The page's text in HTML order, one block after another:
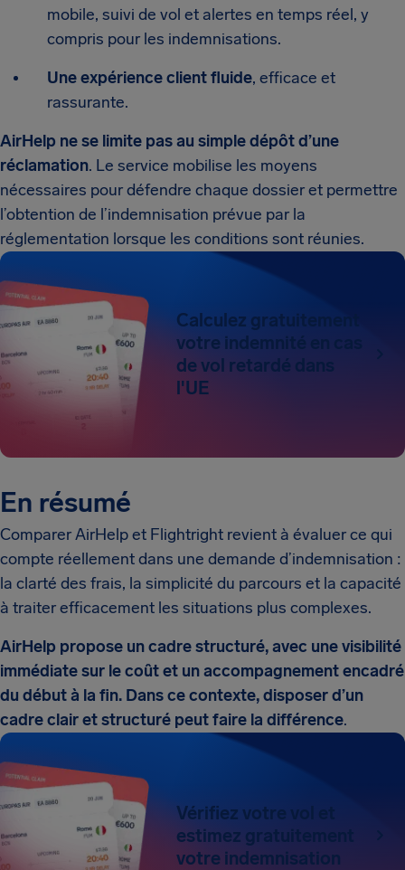
mobile, suivi de vol et alertes en temps réel, y
compris pour les indemnisations.
Une expérience client fluide, efficace et
rassurante.
AirHelp ne se limite pas au simple dépôt d’une
réclamation. Le service mobilise les moyens
nécessaires pour défendre chaque dossier et permettre
l’obtention de l’indemnisation prévue par la
réglementation lorsque les conditions sont réunies.
Calculez gratuitement
votre indemnité en cas
de vol retardé dans
l'UE
En résumé
Comparer AirHelp et Flightright revient à évaluer ce qui
compte réellement dans une demande d’indemnisation :
la clarté des frais, la simplicité du parcours et la capacité
à traiter efficacement les situations plus complexes.
AirHelp propose un cadre structuré, avec une visibilité
immédiate sur le coût et un accompagnement encadré
du début à la fin. Dans ce contexte, disposer d’un
cadre clair et structuré peut faire la différence.
Vérifiez votre vol et
estimez gratuitement
votre indemnisation